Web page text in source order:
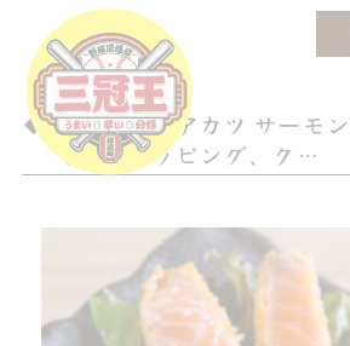
サーモンレアカツ サーモ
くらをトッピング、ク…